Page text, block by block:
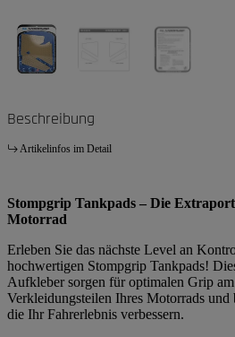
Beschreibung
Artikelinfos im Detail
Stompgrip Tankpads – Die
Motorrad
Erleben Sie das nächste Level an
hochwertigen Stompgrip Tankpads!
Aufkleber sorgen für optimalen Grip
Verkleidungsteilen Ihres Motorrads und
die Ihr Fahrerlebnis verbessern.